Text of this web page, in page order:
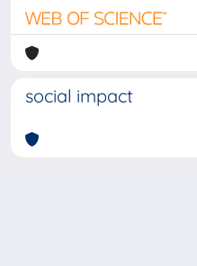
social impact